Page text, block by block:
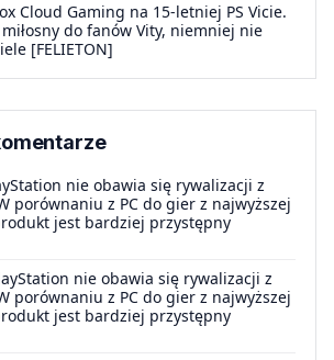
Cloud Gaming na 15-letniej PS Vicie.
do fanów Vity, niemniej nie
[FELIETON]
nie obawia się rywalizacji z
porównaniu z PC do gier z najwyższej
jest bardziej przystępny
nie obawia się rywalizacji z
porównaniu z PC do gier z najwyższej
jest bardziej przystępny